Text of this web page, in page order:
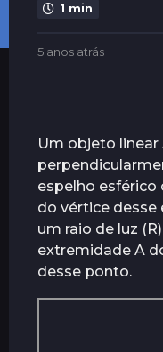
s
t
5
a
n
o
s
a
t
1 min
b
m
a
r
ã
e
s
5 anos atrás
t
r
á
s
Um objeto linear
espelho esférico
do vértice desse
um raio de luz
extremidade A
desse ponto.